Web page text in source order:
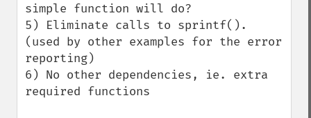
simple function will do?
5) Eliminate calls to sprintf().
(used by other examples for the error
reporting)
6) No other dependencies, ie. extra
required functions